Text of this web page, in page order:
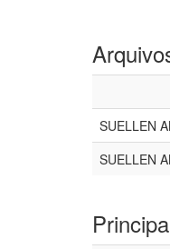
SUELLEN
SUELLEN